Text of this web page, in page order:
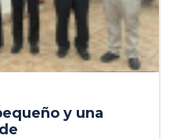
y una